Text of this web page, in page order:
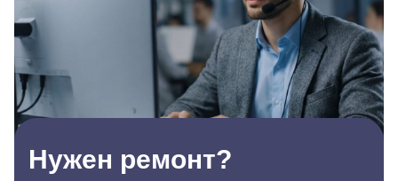
Нужен ремонт?